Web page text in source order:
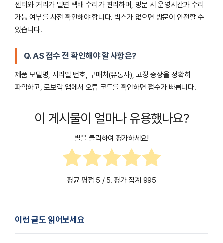
센터와 거리가 멀면 택배 수리가 편리하며, 방문 시 운영시간과 수리
가능 여부를 사전 확인해야 합니다. 박스가 없으면 방문이 안전할 수
있습니다.
Q. AS 접수 전 확인해야 할 사항은?
제품 모델명, 시리얼 번호, 구매처(유통사), 고장 증상을 정확히
파악하고, 로보락 앱에서 오류 코드를 확인하면 접수가 빠릅니다.
이 게시물이 얼마나 유용했나요?
별을 클릭하여 평가하세요!
평균 평점 5 / 5. 평가 집계 995
이런 글도 읽어보세요